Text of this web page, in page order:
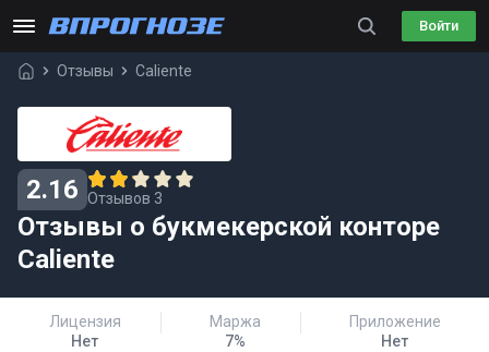
Войти
Отзывы Caliente
2.16 Отзывов 3
Отзывы о букмекерской конторе
Caliente
Лицензия
Нет
Маржа
7%
Приложение
Нет